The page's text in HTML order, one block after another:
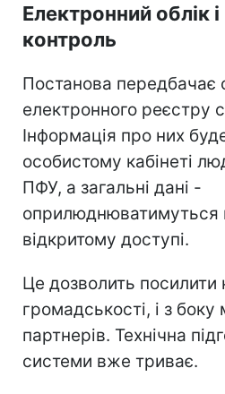
Електронний облік
контроль
Постанова передбачає
електронного реєстру
Інформація про них
особистому кабінеті
ПФУ, а загальні дані -
оприлюднюватимуться
відкритому доступі.
Це дозволить посилити
громадськості, і з
партнерів. Технічна
системи вже триває.